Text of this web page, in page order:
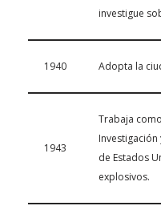
investigue
1940 Adopta la
1943
Trabaja
de Estados
explosivos.